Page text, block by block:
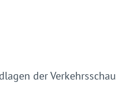
der Verkehrsschau